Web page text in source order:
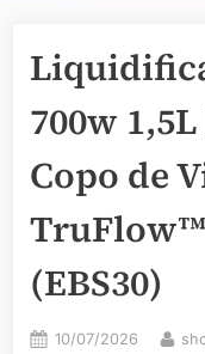
700w
Copo de
(EBS30)
Posted
10/07/2026 By